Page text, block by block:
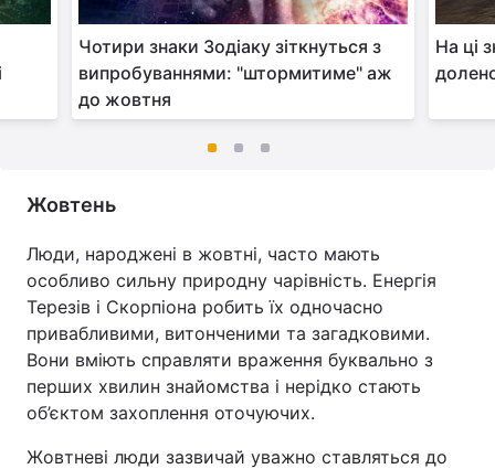
Чотири знаки Зодіаку зіткнуться з
випробуваннями: "штормитиме" аж
до жовтня
На ці
Жовтень
Люди, народжені в жовтні, часто мають
особливо сильну природну чарівність. Енергія
Терезів і Скорпіона робить їх одночасно
привабливими, витонченими та загадковими.
Вони вміють справляти враження буквально з
перших хвилин знайомства і нерідко стають
об’єктом захоплення оточуючих.
Жовтневі люди зазвичай уважно ставляться до